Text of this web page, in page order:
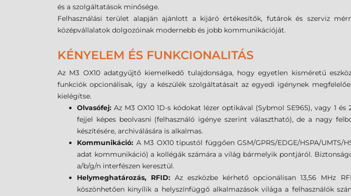
és a szolgáltatások minősége.
Felhasználási terület alapján ajánlott a kijáró értékesítők, futárok és szerviz
középvállalatok dolgozóinak modernebb és jobb kommunikációját.
KÉNYELEM ÉS FUNKCIONALITÁS
Az M3 OX10 adatgyűjtő kiemelkedő tulajdonsága, hogy egyetlen kisméretű
funkciók opcionálisak, így a készülék szolgáltatásait az egyedi igénynek
kielégítse.
Olvasófej:Az M3 OX10 1D-s kódokat lézer optikával (Sybmol SE965), vagy 1
fejjel képes beolvasni (felhasználó igénye szerint választható), de a nagy
készítésére, archiválására is alkalmas.
Kommunikáció: A M3 OX10 típustól függően GSM/GPRS/EDGE/HSPA/
adat kommunikáció) a kollégák számára a világ bármelyik pontjáról.
a/b/g/n interfészen keresztül.
Helymeghatározás, RFID:Az eszközbe kérhető opcionálisan 13,56 MHz
köszönhetően kinyílik a helyszínfüggő alkalmazások világa a felhasználók